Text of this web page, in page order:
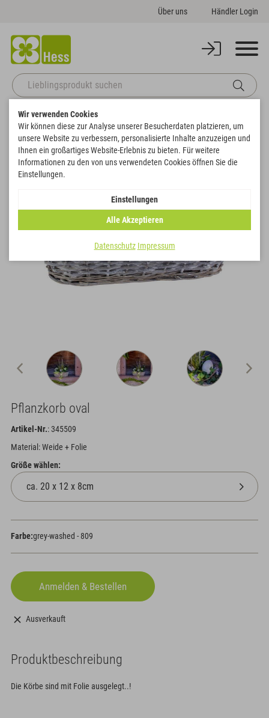
Über uns Händler Login
Startseite Korbwaren
Zurück zur Artikelübersicht
Pflanzkorb oval
Artikel-Nr.: 345509
Material: Weide + Folie
Größe wählen:
Farbe:grey-washed - 809
Ausverkauft
Produktbeschreibung
Die Körbe sind mit Folie ausgelegt..!
Wir verwenden Cookies
Wir können diese zur Analyse unserer Besucherdaten platzieren, um
unsere Website zu verbessern, personalisierte Inhalte anzuzeigen und
Ihnen ein großartiges Website-Erlebnis zu bieten. Für weitere
Informationen zu den von uns verwendeten Cookies öffnen Sie die
Einstellungen.
Einstellungen
Alle Akzeptieren
Datenschutz Impressum